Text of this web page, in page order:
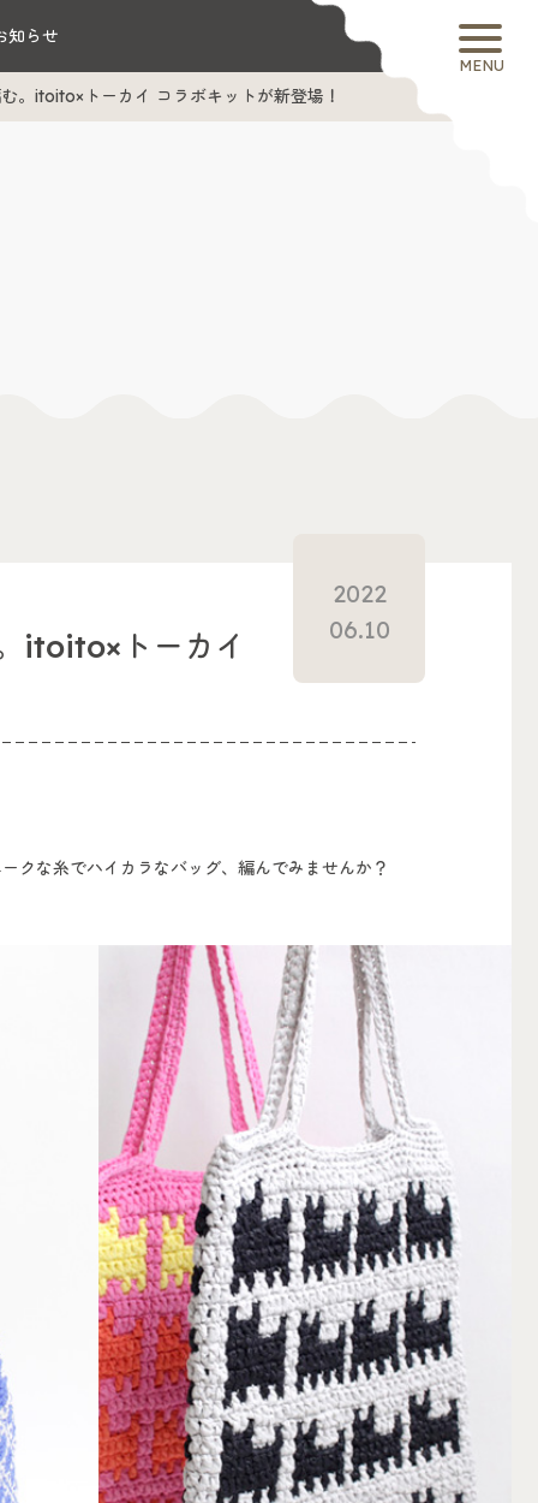
MENU
知らせ
。itoito×トーカイ コラボキットが新登場！
itoito×トーカイ
2022
06.10
クな糸でハイカラなバッグ、編んでみませんか？